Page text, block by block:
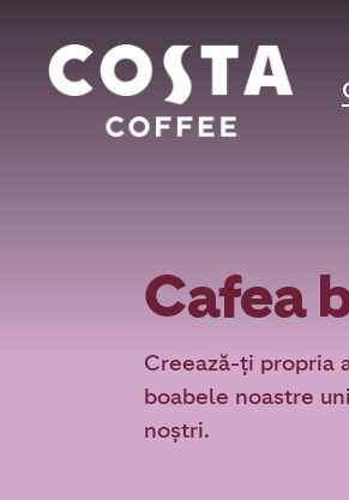
Cafea
Creează-ți propria
boabele noastre
noștri.